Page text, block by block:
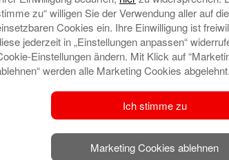
zu“ willigen Sie der Verwendung aller auf
Cookies ein. Ihre Einwilligung ist
jederzeit in „Einstellungen anpassen“
Einstellungen ändern. Mit Klick auf
werden alle Marketing Cookies abgelehnt.
Ich stimme zu
Marketing Cookies ablehnen